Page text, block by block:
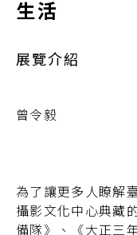
生活
展覽介紹
曾令毅
為了讓更多人瞭解
攝影文化中心典藏
備隊》、《大正三